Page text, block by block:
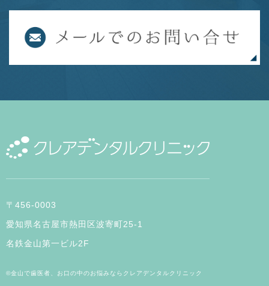
〒456-0003
愛知県名古屋市熱田区波寄町25-1
名鉄金山第一ビル2F
©金山で歯医者、お口の中のお悩みならクレアデンタルクリニック